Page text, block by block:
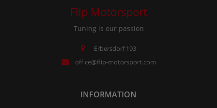
Flip Motorsport
Tuning is our passion
Erbersdorf 193
office@flip-motorsport.com
INFORMATION